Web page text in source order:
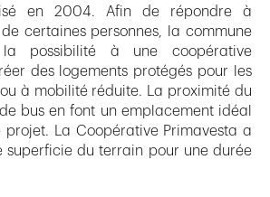
en 2004. Afin de répondre à
de certaines personnes, la commune
possibilité à une coopérative
des logements protégés pour les
à mobilité réduite. La proximité du
bus en font un emplacement idéal
La Coopérative Primavesta a
superficie du terrain pour une durée